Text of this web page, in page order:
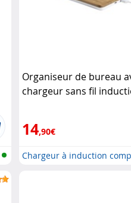
Organiseur de bureau
chargeur sans fil
14,90€
Chargeur à induction